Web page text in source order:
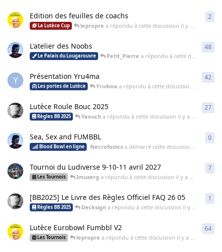
Edition des feuilles de coachs
La Lutèce Cup lepropre a répondu à cette discussion il y a 21 jours
2
L'atelier des Noobs
Le Palais du Lougarouvre Petit_Pierre a répondu à cette discussion
48
Y Présentation Yru4ma
Les portes de Lutèce Yru4ma a répondu à cette discussion
42
Lutèce Roule Bouc 2025
Règles BB 2025 Yaouch a répondu à cette discussion il y a 24 jours
27
Sea, Sex and FUMBBL
Blood Bowl en ligne Necrofonics a démarré cette discussion
0
Tournoi du Ludiverse 9-10-11 avril 2027
Les Tournois Imuzerg a répondu à cette discussion il y a un mois
7
[BB2025] Le Livre des Règles Officiel FAQ 26 05
Règles BB 2025 Decksign a répondu à cette discussion il y a un mois
1
Lutèce Eurobowl Fumbbl V2
Les Tournois lepropre a répondu à cette discussion il y a un mois
64